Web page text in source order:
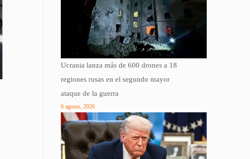
Ucrania lanza más de 600 drones a 18
regiones rusas en el segundo mayor
ataque de la guerra
6 agosto, 2026